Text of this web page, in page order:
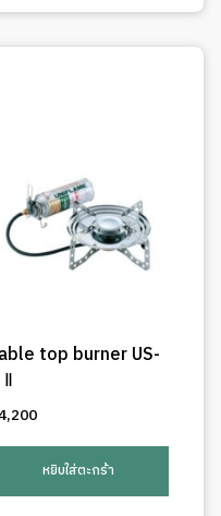
top burner US-
หยิบใส่ตะกร้า